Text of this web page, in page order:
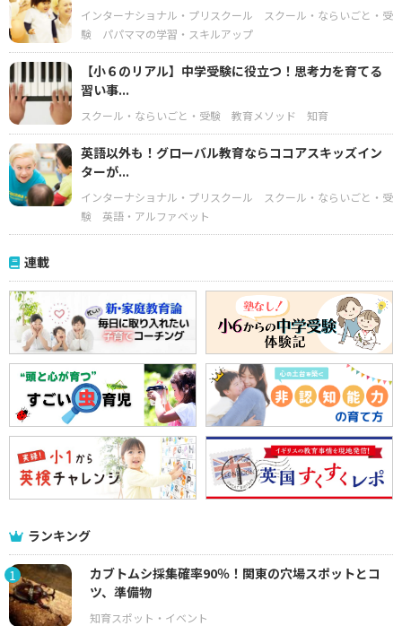
インターナショナル・プリスクール
スクール・ならいごと・受
験
パパママの学習・スキルアップ
【小６のリアル】中学受験に役立つ！思考力を育てる
習い事...
スクール・ならいごと・受験 教育メソッド 知育
英語以外も！グローバル教育ならココアスキッズイン
ターが...
インターナショナル・プリスクール
スクール・ならいごと・受
験
英語・アルファベット
連載
ランキング
1
カブトムシ採集確率90％！関東の穴場スポットとコ
ツ、準備物